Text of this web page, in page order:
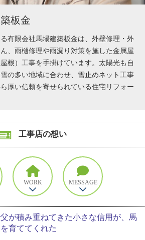
板金
有限会社馬場建築板金は、外壁修理・外
、雨樋修理や雨漏り対策を施した金属屋
根）工事を手掛けています。太陽光も自
の多い地域に合わせ、雪止めネット工事
厚い信頼を寄せられている住宅リフォー
工事店の想い
WORK MESSAGE
が積み重ねてきた小さな信用が、馬
育ててくれた